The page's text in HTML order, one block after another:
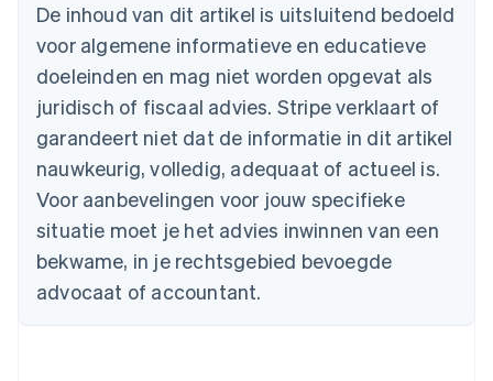
De inhoud van dit artikel is uitsluitend bedoeld
voor algemene informatieve en educatieve
doeleinden en mag niet worden opgevat als
juridisch of fiscaal advies. Stripe verklaart of
garandeert niet dat de informatie in dit artikel
nauwkeurig, volledig, adequaat of actueel is.
Voor aanbevelingen voor jouw specifieke
situatie moet je het advies inwinnen van een
bekwame, in je rechtsgebied bevoegde
advocaat of accountant.
Nederlands FrançaisDeutschEnglish
Brazilië
Português
Bulgarije
English
Canada
Cyprus
English
Denemarken
English
Duitsland
DeutschEnglish
English